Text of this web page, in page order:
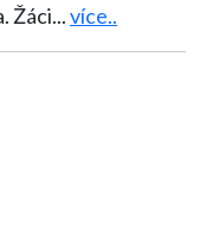
Žáci...více..